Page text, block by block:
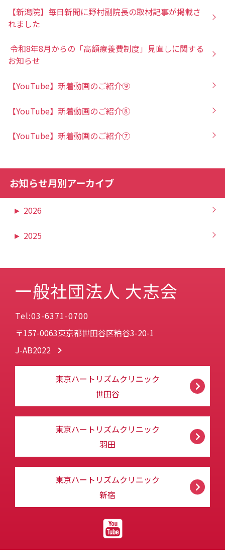
【新潟院】毎日新聞に野村副院長の取材記事が掲載さ
れました
令和8年8月からの「高額療養費制度」見直しに関する
お知らせ
【YouTube】新着動画のご紹介⑨
【YouTube】新着動画のご紹介⑧
【YouTube】新着動画のご紹介⑦
お知らせ月別アーカイブ
► 2026
► 2025
一般社団法人 大志会
Tel:03-6371-0700
〒157-0063東京都世田谷区粕谷3-20-1
J-AB2022
東京ハートリズムクリニック
世田谷
東京ハートリズムクリニック
羽田
東京ハートリズムクリニック
新宿